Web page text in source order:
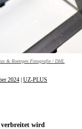
& Roettgen Fotografie / DHL
verbreitet wird
2024 | UZ-PLUS